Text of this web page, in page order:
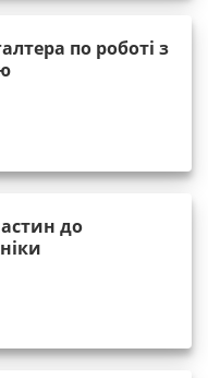
по роботі з
до